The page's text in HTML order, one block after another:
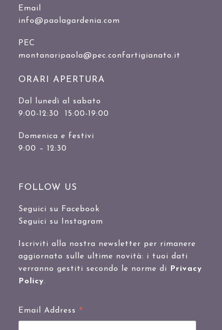
Email
info@paolagardenia.com
PEC
montanaripaola@pec.confartigianato.it
ORARI APERTURA
Dal lunedì al sabato
9:00-12:30 15:00-19:00
Domenica e festivi
9:00 – 12:30
FOLLOW US
Seguici su Facebook
Seguici su Instagram
Iscriviti alla nostra newsletter per rimanere
aggiornato sulle ultime novità: i tuoi dati
verranno gestiti secondo le norme di
Privacy
Policy.
Email Address *